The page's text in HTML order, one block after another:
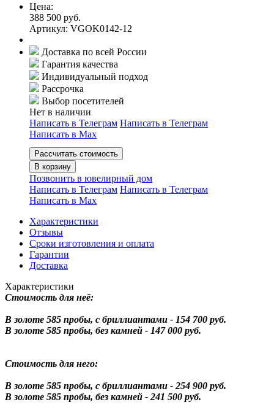
Цена:
388 500 руб.
Артикул: VGOK0142-12
Доставка по всей России
Гарантия качества
Индивидуальный подход
Рассрочка
Выбор посетителей
Нет в наличии
Написать в Телеграм Написать в Телеграм
Написать в Мах
Рассчитать стоимость
В корзину
Позвонить в ювелирный дом
Написать в Телеграм Написать в Телеграм
Написать в Мах
Характеристики
Отзывы
Сроки изготовления и оплата
Гарантии
Доставка
Характеристики
Стоимость для неё:
В золоте 585 пробы, с бриллиантами - 154 700 руб.
В золоте 585 пробы, без камней - 147 000 руб.
Стоимость для него:
В золоте 585 пробы, с бриллиантами - 254 900 руб.
В золоте 585 пробы, без камней - 241 500 руб.